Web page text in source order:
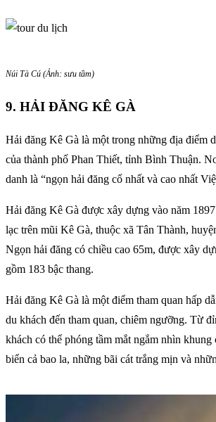
Núi Tà Cú (Ảnh: sưu tầm)
9. HẢI ĐĂNG KÊ GÀ
Hải đăng Kê Gà là một trong những địa điểm
của thành phố Phan Thiết, tỉnh Bình Thuận.
danh là “ngọn hải đăng cổ nhất và cao nhất
Hải đăng Kê Gà được xây dựng vào năm
lạc trên mũi Kê Gà, thuộc xã Tân Thành,
Ngọn hải đăng có chiều cao 65m, được xây
gồm 183 bậc thang.
Hải đăng Kê Gà là một điểm tham quan hấp
du khách đến tham quan, chiêm ngưỡng. Từ
khách có thể phóng tầm mắt ngắm nhìn khung
biển cả bao la, những bãi cát trắng mịn và